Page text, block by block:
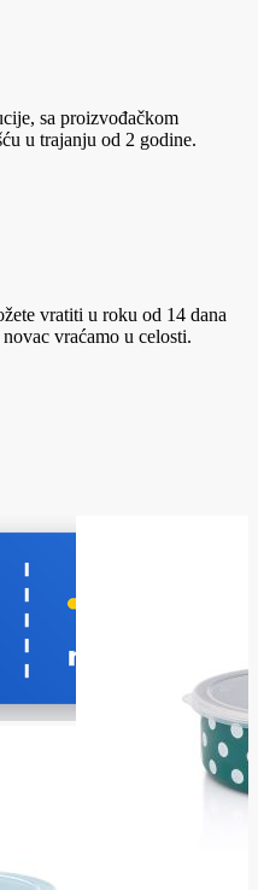
sa proizvođačkom
u trajanju od 2 godine.
vratiti u roku od 14 dana
vraćamo u celosti.